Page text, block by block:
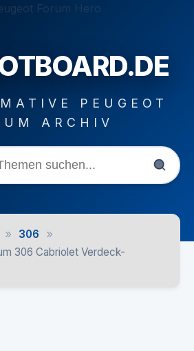
PEUGEOT
ARCHIV
» 306 »
306 Cabriolet Verdeck-